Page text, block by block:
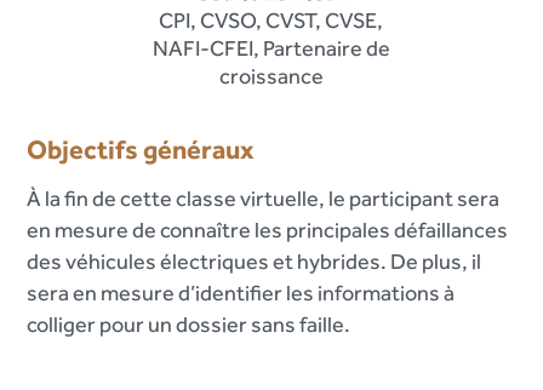
CPI, CVSO, CVST, CVSE,
NAFI-CFEI, Partenaire de
croissance
Objectifs généraux
À la fin de cette classe virtuelle, le participant sera
en mesure de connaître les principales défaillances
des véhicules électriques et hybrides. De plus, il
sera en mesure d’identifier les informations à
colliger pour un dossier sans faille.